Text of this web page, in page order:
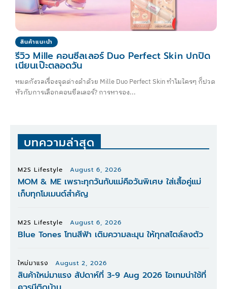
สินค้าแนะนำ
รีวิว Mille คอนซีลเลอร์ Duo Perfect Skin ปกปิด
เนียนเป๊ะตลอดวัน
หมดกังวลเรื่องจุดด่างดำด้วย Mille Duo Perfect Skin ทำไมใครๆ ก็ปวด
หัวกับการเลือกคอนซีลเลอร์? การหารอง...
บทความล่าสุด
M2S Lifestyle August 6, 2026
MOM & ME เพราะทุกวันกับแม่คือวันพิเศษ ใส่เสื้อคู่แม่
เก็บทุกโมเมนต์สำคัญ
M2S Lifestyle August 6, 2026
Blue Tones โทนสีฟ้า เติมความละมุน ให้ทุกสไตล์ลงตัว
ใหม่มาแรง August 2, 2026
สินค้าใหม่มาแรง สัปดาห์ที่ 3-9 Aug 2026 ไอเทมน่าใช้ที่